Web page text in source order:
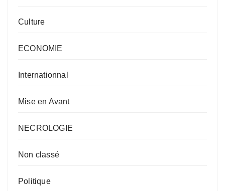
Culture
ECONOMIE
Internationnal
Mise en Avant
NECROLOGIE
Non classé
Politique